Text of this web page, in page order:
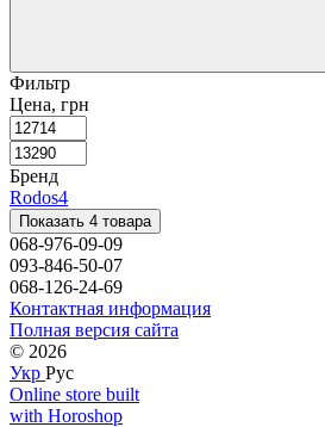
Фильтр
Цена, грн
Бренд
Rodos4
Показать 4 товара
068-976-09-09
093-846-50-07
068-126-24-69
Контактная информация
Полная версия сайта
© 2026
Укр Рус
Online store built
with Horoshop